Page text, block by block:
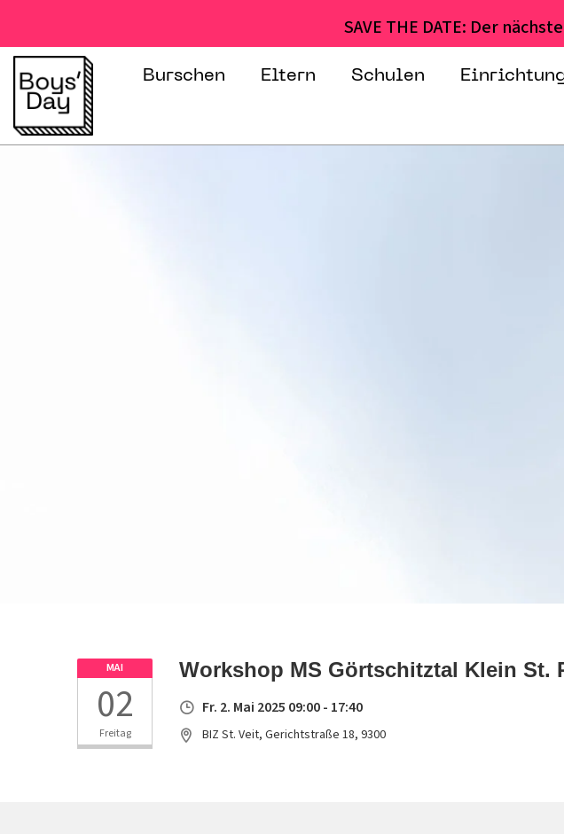
SAVE THE DATE: Der
Burschen Eltern Schulen
MAI
02
Freitag
Workshop MS Görtschitztal Klein St.
Fr. 2. Mai 2025 09:00 - 17:40
BIZ St. Veit, Gerichtstraße 18, 9300